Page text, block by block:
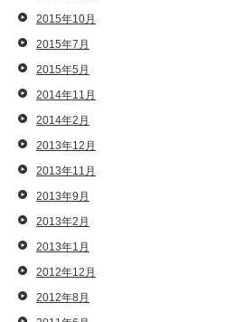
2015年10月
2015年7月
2015年5月
2014年11月
2014年2月
2013年12月
2013年11月
2013年9月
2013年2月
2013年1月
2012年12月
2012年8月